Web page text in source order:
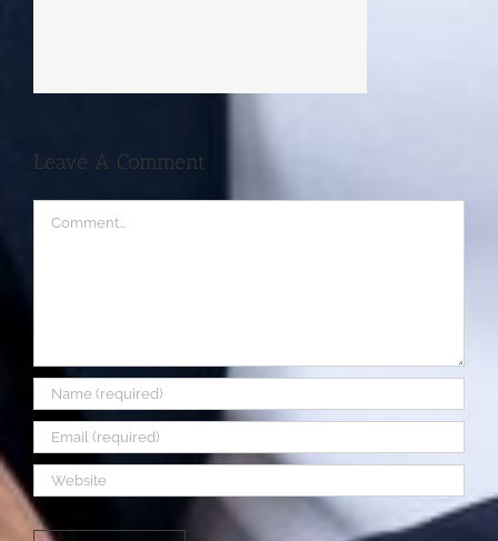
Leave A Comment